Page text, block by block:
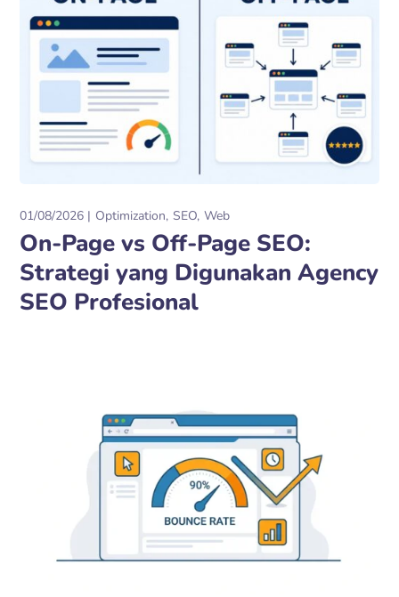
01/08/2026 Optimization SEO Web
On-Page vs Off-Page SEO:
Strategi yang Digunakan Agency
SEO Profesional